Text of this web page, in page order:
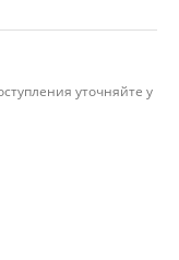
уточняйте у